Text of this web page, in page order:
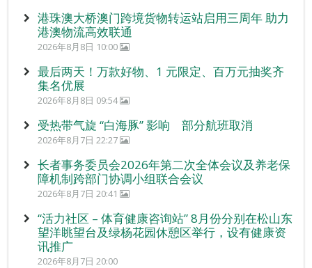
港珠澳大桥澳门跨境货物转运站启用三周年 助力
港澳物流高效联通
2026年8月8日 10:00
最后两天！万款好物、1 元限定、百万元抽奖齐
集名优展
2026年8月8日 09:54
受热带气旋 “白海豚” 影响 部分航班取消
2026年8月7日 22:27
长者事务委员会2026年第二次全体会议及养老保
障机制跨部门协调小组联合会议
2026年8月7日 20:41
“活力社区 – 体育健康咨询站” 8月份分别在松山东
望洋眺望台及绿杨花园休憩区举行，设有健康资
讯推广
2026年8月7日 20:00